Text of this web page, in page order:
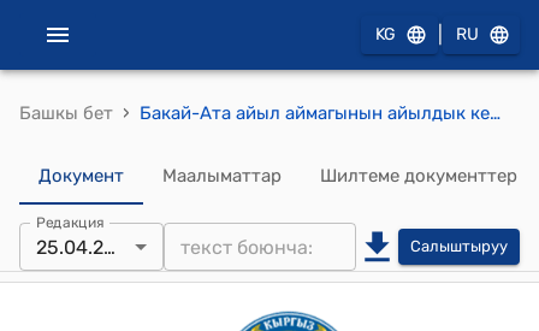
KG RU
Башкы бет › Бакай-Ата айыл аймагынын айылдык кеңешинин 2024-жылдын 25-апрелиндеги № 8 “Бакай-Ата айыл аймагынын “ Ардактуу атуулу” наамын Джакыбалиев Бактыгул Сатканкуловичке ыйгаруу жөнүндө” токтому
Документ Маалыматтар Шилтеме документтер
Редакция
25.04.2024 Салыштыруу